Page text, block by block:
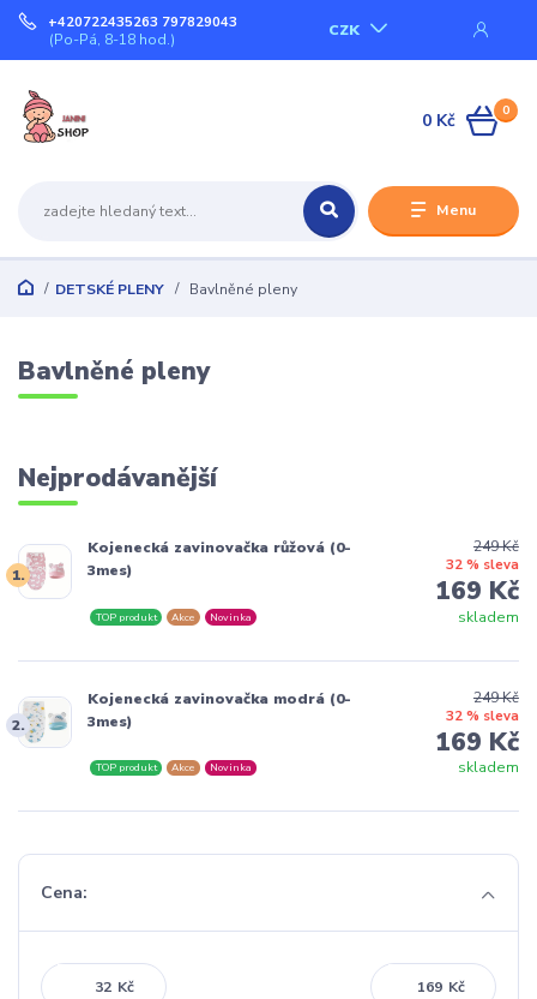
Menu
CZK
+420722435263 797829043
(Po-Pá, 8-18 hod.)
0
0 Kč
DETSKÉ PLENY Bavlněné pleny
Bavlněné pleny
Nejprodávanější
1.
Kojenecká zavinovačka růžová (0-
3mes)
skladem
TOP produkt Akce Novinka
249 Kč
32 % sleva
169 Kč
2.
Kojenecká zavinovačka modrá (0-
3mes)
skladem
TOP produkt Akce Novinka
249 Kč
32 % sleva
169 Kč
Cena:
Kč Kč